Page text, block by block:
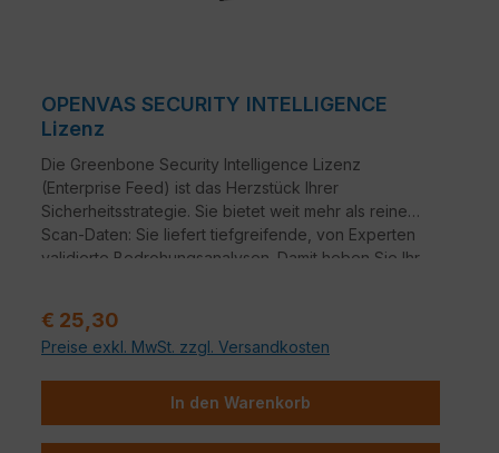
OPENVAS SECURITY INTELLIGENCE
Lizenz
Die Greenbone Security Intelligence Lizenz
(Enterprise Feed) ist das Herzstück Ihrer
Sicherheitsstrategie. Sie bietet weit mehr als reine
Scan-Daten: Sie liefert tiefgreifende, von Experten
validierte Bedrohungsanalysen. Damit heben Sie Ihr
Level.
Regulärer Preis:
€ 25,30
Preise exkl. MwSt. zzgl. Versandkosten
In den Warenkorb